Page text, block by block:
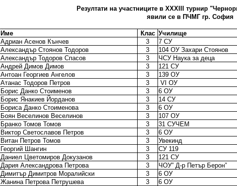
Резултати на участниците в XХXIII турнир
явили се в ПЧМГ гр. София
Име Клас Училище
Адриан Асенов Кънчев
3 7 СУ
Александър Стоянов Тодоров
3 104 ОУ Захари Стоянов
Александър Тодоров Спасов
3 ЧСУ Наука за деца
Андрей Димов Димов
3 121 СУ
Антоан Георгиев Ангелов
3 139 ОУ
Атанас Тодоров Петров
3 VI ОУ
Борис Данко Стоименов
3 6 ОУ
Борис Янакиев Йорданов
3 14 СУ
Бориса Данко Стоименова
3 6 ОУ
Боян Веселинов Веселинов
3 107 ОУ
Бранко Томов Томов
3 31 СУЧЕМ
Виктор Светославов Петров
3 6 ОУ
Витан Петров Томов
3 Увекинд
Георгий Шангин
3 СУ 119
Даниел Цветомиров Докузанов
3 121 СУ
Дария Александрова Петрова
3 ЧОУ” Д-р Петър Берон”
Димитър Димитров Моралийски
3 6 ОУ
Жанина Петрова Петрушева
3 6 ОУ